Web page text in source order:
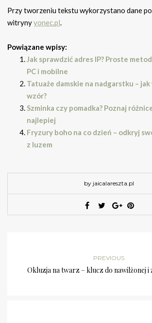
Przy tworzeniu tekstu wykorzystano dane
witrynyyonec.pl.
Powiązane wpisy:
Jak sprawdzić adres IP? Proste
PC i mobilne
Tatuaże damskie na nadgarstku –
wzór?
Szminka czy pomadka? Poznaj
najlepiej
Fryzury boho na co dzień – odkryj
z luzem
by jaicalareszta.pl
PREVIOUS
Okluzja na twarz – klucz do nawilżonej